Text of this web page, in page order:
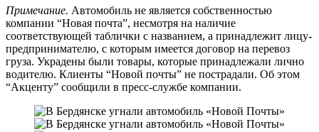
Примечание. Автомобиль не является собственностью
компании “Новая почта”, несмотря на наличие
соответствующей таблички с названием, а принадлежит лицу-
предпринимателю, с которым имеется договор на перевоз
груза. Украдены были товары, которые принадлежали лично
водителю. Клиенты “Новой почты” не пострадали. Об этом
“Акценту” сообщили в пресс-службе компании.